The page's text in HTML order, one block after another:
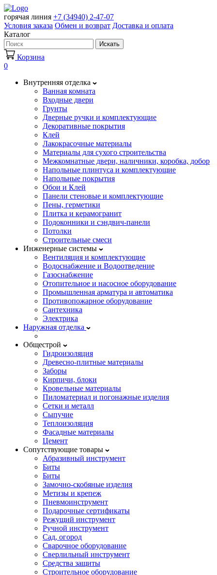
горячая линия +7 (34940) 2-47-07
Условия заказа Обмен и возврат Доставка и оплата
Каталог
Искать
Корзина
0
Внутренняя отделка
Ванная комната
Входные двери
Грунты
Дверные ручки и комплектующие
Декоративные покрытия
Клей
Лакокрасочные материалы
Материалы для сухого строительства
Межкомнатные двери, наличники, коробка, добор
Напольные плинтуса и комплектующие
Напольные покрытия
Обои и Клей
Панели стеновые и комплектующие
Пены, герметики
Плитка и керамогранит
Подоконники и сэндвич-панели
Потолки
Строительные смеси
Инженерные системы
Вентиляция и комплектующие
Водоснабжение и Водоотведение
Газоснабжение
Отопительное и насосное оборудование
Промышленная арматура и автоматика
Противопожарное оборудование
Сантехника
Электрика
Наружная отделка
Общестрой
Гидроизоляция
Древесно-плитные материалы
Заборы
Кирпичи, блоки
Кровельные материалы
Пиломатериал и погонажные изделия
Сетки и металл
Сыпучие
Теплоизоляция
Фасадные материалы
Цемент
Сопутствующие товары
Абразивный инструмент
Биты
Биты
Замочно-скобяные изделия
Метизы и крепеж
Пневмоинструмент
Подарочные сертификаты
Режущий инструмент
Ручной инструмент
Сад, огород
Сварочное оборудование
Сверлильный инструмент
Средства защиты
Строительное оборудование